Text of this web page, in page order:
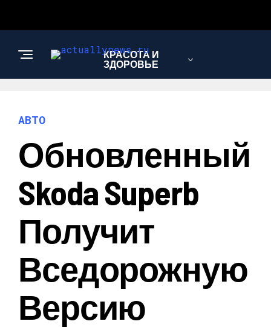
КРАСОТА И
ЗДОРОВЬЕ
АВТО
Обновленный
Skoda Superb
Получит
Вседорожную
Версию